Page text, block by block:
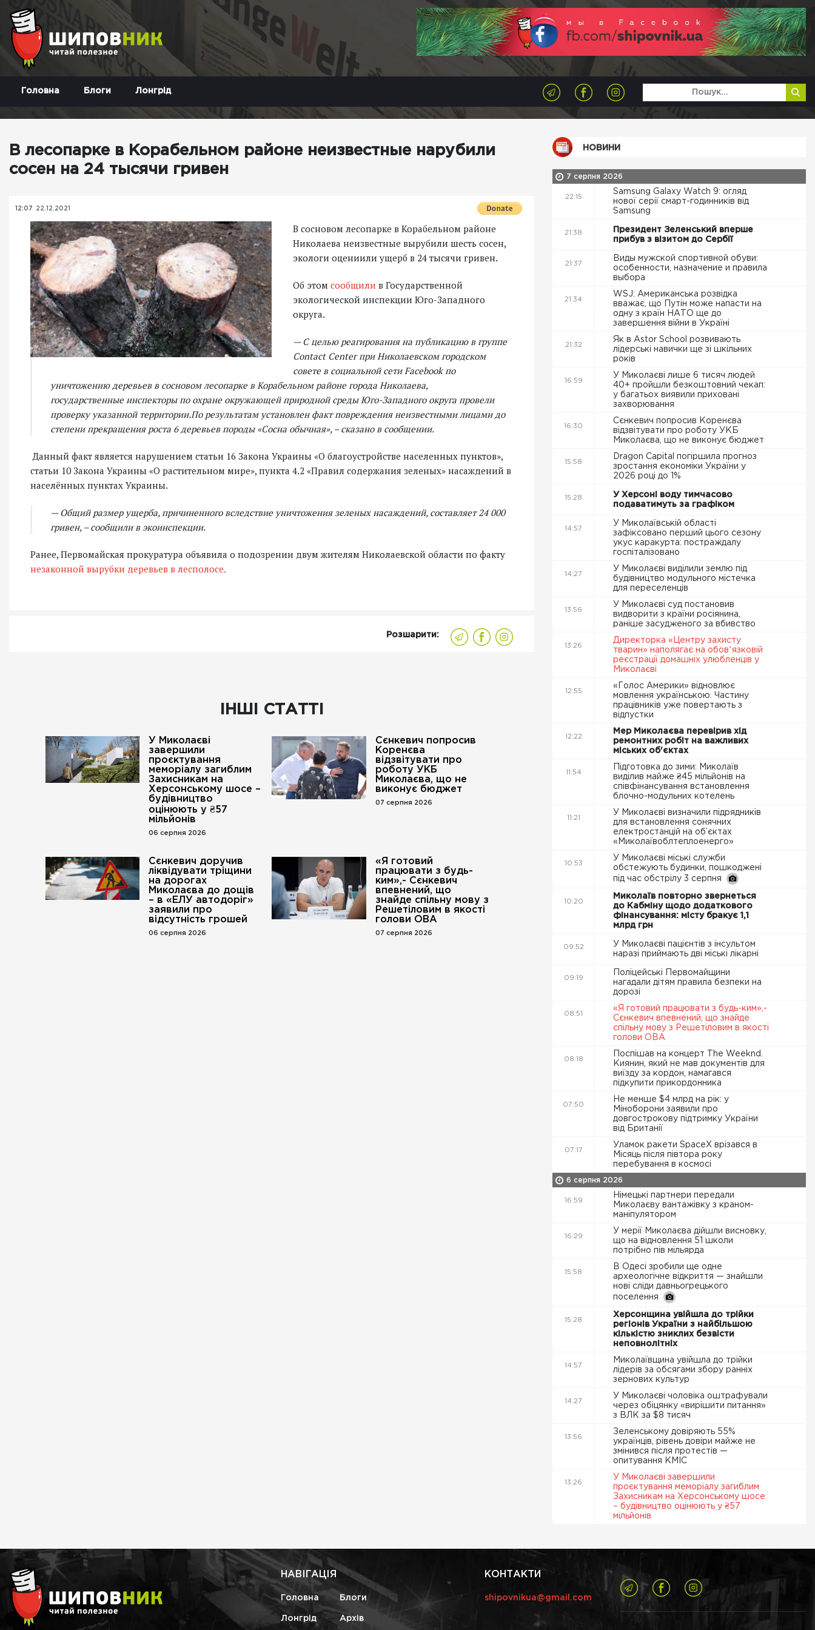
Головна Блоги Лонгрід
В лесопарке в Корабельном районе неизвестные нарубили
сосен на 24 тысячи гривен
12:07 22.12.2021
В сосновом лесопарке в Корабельном районе
Николаева неизвестные вырубили шесть сосен,
экологи оцениили ущерб в 24 тысячи гривен.
Об этом сообщили в Государственной
экологической инспекции Юго-Западного
округа.
— С целью реагирования на публикацию в группе
Contact Center при Николаевском городском
совете в социальной сети Facebook по
уничтожению деревьев в сосновом лесопарке в Корабельном районе города Николаева,
государственные инспекторы по охране окружающей природной среды Юго-Западного округа провели
проверку указанной территории.По результатам установлен факт повреждения неизвестными лицами до
степени прекращения роста 6 деревьев породы «Сосна обычная», – сказано в сообщении.
Данный факт является нарушением статьи 16 Закона Украины «О благоустройстве населенных пунктов»,
статьи 10 Закона Украины «О растительном мире», пункта 4.2 «Правил содержания зеленых» насаждений в
населённых пунктах Украины.
— Общий размер ущерба, причиненного вследствие уничтожения зеленых насаждений, составляет 24 000
гривен, – сообщили в экоинспекции.
Ранее, Первомайская прокуратура объявила о подозрении двум жителям Николаевской области по факту
незаконной вырубки деревьев в лесполосе.
Розшарити:
ІНШІ СТАТТІ
У Миколаєві
завершили
проєктування
меморіалу загиблим
Захисникам на
Херсонському шосе –
будівництво
оцінюють у ₴57
мільйонів
06 серпня 2026
Сєнкевич попросив
Коренєва
відзвітувати про
роботу УКБ
Миколаєва, що не
виконує бюджет
07 серпня 2026
Сєнкевич доручив
ліквідувати тріщини
на дорогах
Миколаєва до дощів
– в «ЕЛУ автодоріг»
заявили про
відсутність грошей
06 серпня 2026
«Я готовий
працювати з будь-
ким»,- Сєнкевич
впевнений, що
знайде спільну мову з
Решетіловим в якості
голови ОВА
07 серпня 2026
НОВИНИ
7 серпня 2026
22:15
Samsung Galaxy Watch 9: огляд
нової серії смарт-годинників від
Samsung
21:38
Президент Зеленський вперше
прибув з візитом до Сербії
21:37
Виды мужской спортивной обуви:
особенности, назначение и правила
выбора
21:34
WSJ: Американська розвідка
вважає, що Путін може напасти на
одну з країн НАТО ще до
завершення війни в Україні
21:32
Як в Astor School розвивають
лідерські навички ще зі шкільних
років
16:59
У Миколаєві лише 6 тисяч людей
40+ пройшли безкоштовний чекап:
у багатьох виявили приховані
захворювання
16:30
Сєнкевич попросив Коренєва
відзвітувати про роботу УКБ
Миколаєва, що не виконує бюджет
15:58
Dragon Capital погіршила прогноз
зростання економіки України у
2026 році до 1%
15:28
У Херсоні воду тимчасово
подаватимуть за графіком
14:57
У Миколаївській області
зафіксовано перший цього сезону
укус каракурта: постраждалу
госпіталізовано
14:27
У Миколаєві виділили землю під
будівництво модульного містечка
для переселенців
13:56
У Миколаєві суд постановив
видворити з країни росіянина,
раніше засудженого за вбивство
13:26
Директорка «Центру захисту
тварин» наполягає на обовʼязковій
реєстрації домашніх улюбленців у
Миколаєві
12:55
«Голос Америки» відновлює
мовлення українською. Частину
працівників уже повертають з
відпустки
12:22
Мер Миколаєва перевірив хід
ремонтних робіт на важливих
міських об'єктах
11:54
Підготовка до зими: Миколаїв
виділив майже ₴45 мільйонів на
співфінансування встановлення
блочно-модульних котелень
11:21
У Миколаєві визначили підрядників
для встановлення сонячних
електростанцій на об’єктах
«Миколаївоблтеплоенерго»
10:53
У Миколаєві міські служби
обстежують будинки, пошкоджені
під час обстрілу 3 серпня
10:20
Миколаїв повторно звернеться
до Кабміну щодо додаткового
фінансування: місту бракує 1,1
млрд грн
09:52
У Миколаєві пацієнтів з інсультом
наразі приймають дві міські лікарні
09:19
Поліцейські Первомайщини
нагадали дітям правила безпеки на
дорозі
08:51
«Я готовий працювати з будь-ким»,-
Сєнкевич впевнений, що знайде
спільну мову з Решетіловим в якості
голови ОВА
08:18
Поспішав на концерт The Weeknd.
Киянин, який не мав документів для
виїзду за кордон, намагався
підкупити прикордонника
07:50
Не менше $4 млрд на рік: у
Міноборони заявили про
довгострокову підтримку України
від Британії
07:17
Уламок ракети SpaceX врізався в
Місяць після півтора року
перебування в космосі
6 серпня 2026
16:59
Німецькі партнери передали
Миколаєву вантажівку з краном-
маніпулятором
16:29
У мерії Миколаєва дійшли висновку,
що на відновлення 51 школи
потрібно пів мільярда
15:58
В Одесі зробили ще одне
археологічне відкриття — знайшли
нові сліди давньогрецького
поселення
15:28
Херсонщина увійшла до трійки
регіонів України з найбільшою
кількістю зниклих безвісти
неповнолітніх
14:57
Миколаївщина увійшла до трійки
лідерів за обсягами збору ранніх
зернових культур
14:27
У Миколаєві чоловіка оштрафували
через обіцянку «вирішити питання»
з ВЛК за $8 тисяч
13:56
Зеленському довіряють 55%
українців, рівень довіри майже не
змінився після протестів —
опитування КМІС
13:26
У Миколаєві завершили
проєктування меморіалу загиблим
Захисникам на Херсонському шосе
– будівництво оцінюють у ₴57
мільйонів
НАВІГАЦІЯ
Головна Блоги
Лонгрід Архів
КОНТАКТИ
shipovnikua@gmail.com